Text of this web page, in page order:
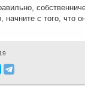
начните с того,